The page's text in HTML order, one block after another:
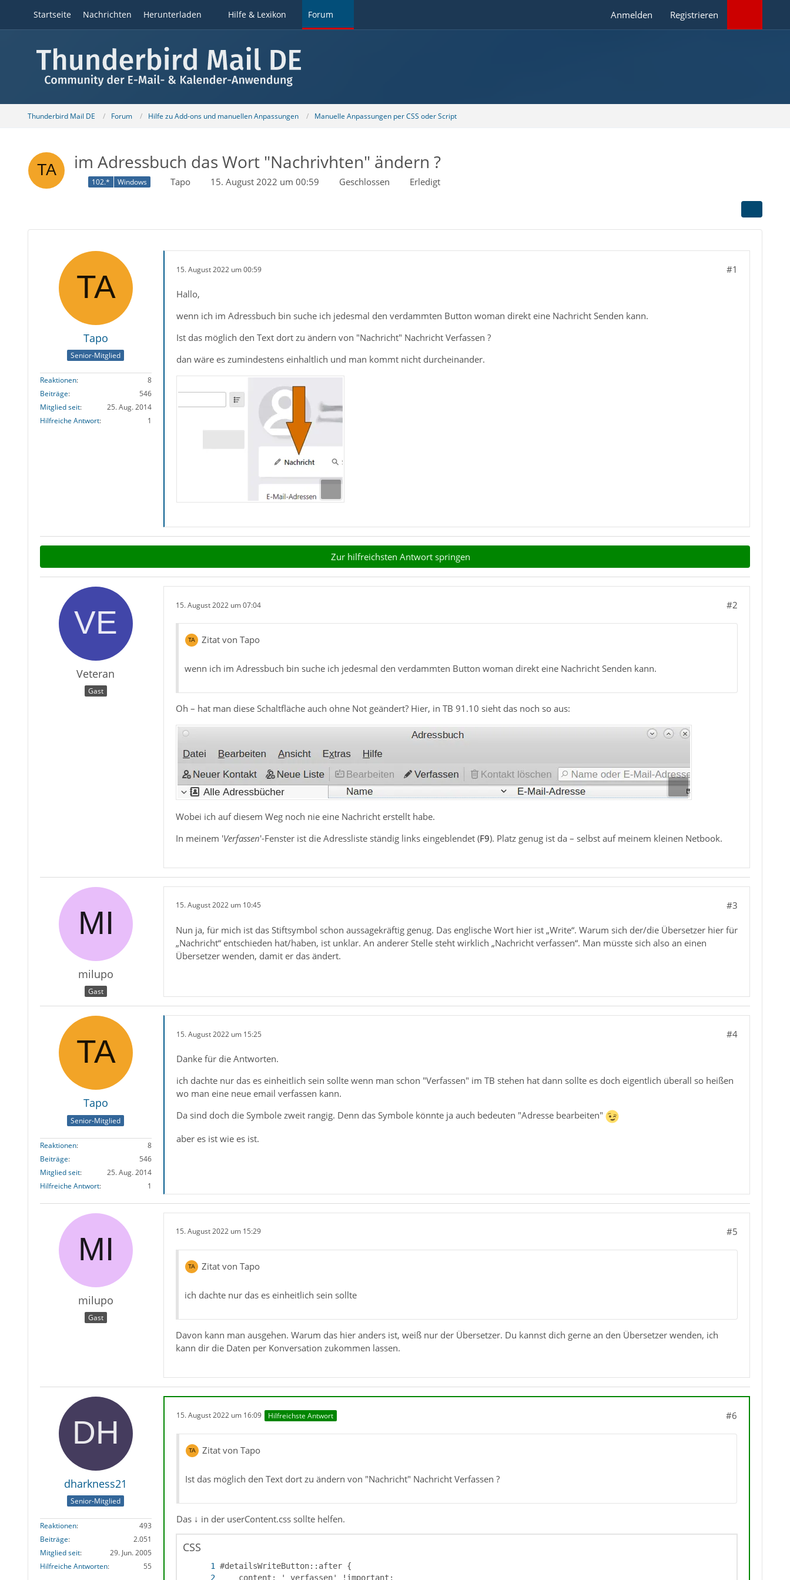
Startseite Nachrichten Herunterladen Hilfe & Lexikon Forum Anmelden Registrieren
Thunderbird Mail DE Forum Hilfe zu Add-ons und manuellen Anpassungen Manuelle Anpassungen per CSS oder Script
im Adressbuch das Wort "Nachrivhten" ändern ?
102.* Windows Tapo 15. August 2022 um 00:59 Geschlossen Erledigt
Tapo
Senior-Mitglied
Reaktionen
8
Beiträge
546
Mitglied seit
25. Aug. 2014
Hilfreiche Antwort
1
15. August 2022 um 00:59 #1
Hallo,
wenn ich im Adressbuch bin suche ich jedesmal den verdammten Button woman direkt eine Nachricht Senden kann.
Ist das möglich den Text dort zu ändern von "Nachricht" Nachricht Verfassen ?
dan wäre es zumindestens einhaltlich und man kommt nicht durcheinander.
Zur hilfreichsten Antwort springen
Veteran
Gast
15. August 2022 um 07:04 #2
Zitat von Tapo
wenn ich im Adressbuch bin suche ich jedesmal den verdammten Button woman direkt eine Nachricht Senden kann.
Oh – hat man diese Schaltfläche auch ohne Not geändert? Hier, in TB 91.10 sieht das noch so aus:
Wobei ich auf diesem Weg noch nie eine Nachricht erstellt habe.
In meinem 'Verfassen'-Fenster ist die Adressliste ständig links eingeblendet (F9). Platz genug ist da – selbst auf meinem kleinen Netbook.
milupo
Gast
15. August 2022 um 10:45 #3
Nun ja, für mich ist das Stiftsymbol schon aussagekräftig genug. Das englische Wort hier ist „Write“. Warum sich der/die Übersetzer hier für
„Nachricht“ entschieden hat/haben, ist unklar. An anderer Stelle steht wirklich „Nachricht verfassen“. Man müsste sich also an einen
Übersetzer wenden, damit er das ändert.
Tapo
Senior-Mitglied
Reaktionen
8
Beiträge
546
Mitglied seit
25. Aug. 2014
Hilfreiche Antwort
1
15. August 2022 um 15:25 #4
Danke für die Antworten.
ich dachte nur das es einheitlich sein sollte wenn man schon "Verfassen" im TB stehen hat dann sollte es doch eigentlich überall so heißen
wo man eine neue email verfassen kann.
Da sind doch die Symbole zweit rangig. Denn das Symbole könnte ja auch bedeuten "Adresse bearbeiten"
aber es ist wie es ist.
milupo
Gast
15. August 2022 um 15:29 #5
Zitat von Tapo
ich dachte nur das es einheitlich sein sollte
Davon kann man ausgehen. Warum das hier anders ist, weiß nur der Übersetzer. Du kannst dich gerne an den Übersetzer wenden, ich
kann dir die Daten per Konversation zukommen lassen.
dharkness21
Senior-Mitglied
Reaktionen
493
Beiträge
2.051
Mitglied seit
29. Jun. 2005
Hilfreiche Antworten
55
15. August 2022 um 16:09 Hilfreichste Antwort #6
Zitat von Tapo
Ist das möglich den Text dort zu ändern von "Nachricht" Nachricht Verfassen ?
Das ↓ in der userContent.css sollte helfen.
CSS